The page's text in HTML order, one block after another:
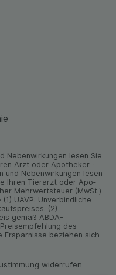
Neben­wirkungen lesen Sie
Arzt oder Apo­theker. ·
und Neben­wirkungen lesen
Ihren Tier­arzt oder Apo­
Mehrwertsteuer (MwSt.)
UAVP: Unverbindliche
(2)
gemäß ABDA-
des
beziehen sich
widerrufen